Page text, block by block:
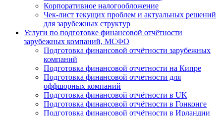
Корпоративное налогообложение
Чек-лист текущих проблем и актуальных решений
для зарубежных структур
Услуги по подготовке финансовой отчётности
зарубежных компаний, МСФО
Подготовка финансовой отчётности зарубежных
компаний
Подготовка финансовой отчетности на Кипре
Подготовка финансовой отчетности для
оффшорных компаний
Подготовка финансовой отчётности в UK
Подготовка финансовой отчётности в Гонконге
Подготовка финансовой отчётности в Ирландии